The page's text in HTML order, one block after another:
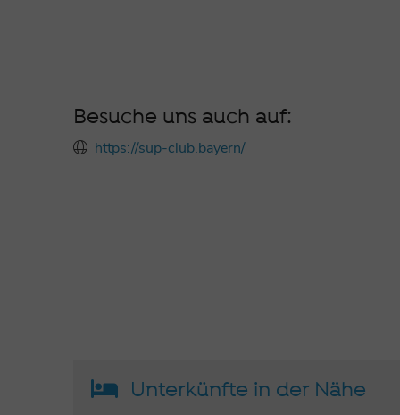
Besuche uns auch auf:
https://sup-club.bayern/
Unterkünfte in der Nähe